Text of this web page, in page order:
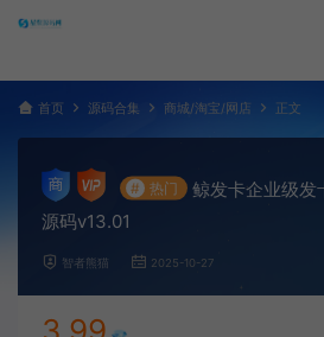
首页 源码合集 商城/淘宝/网店 正文
# 热门
鲸发卡企业级
源码v13.01
智者熊猫 2025-10-27